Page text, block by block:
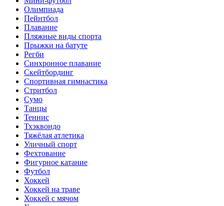
Олимпиада
Пейнтбол
Плавание
Пляжные виды спорта
Прыжки на батуте
Регби
Синхронное плавание
Скейтбординг
Спортивная гимнастика
Стритбол
Сумо
Танцы
Теннис
Тхэквондо
Тяжёлая атлетика
Уличный спорт
Фехтование
Фигурное катание
Футбол
Хоккей
Хоккей на траве
Хоккей с мячом